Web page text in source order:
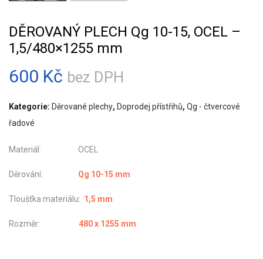
DĚROVANÝ PLECH Qg 10-15, OCEL –
1,5/480×1255 mm
600 Kč bez DPH
Kategorie: Děrované plechy, Doprodej přístřihů, Qg - čtvercové
řadové
Materiál: OCEL
Děrování: Qg 10-15 mm
Tloušťka materiálu: 1,5 mm
Rozměr: 480 x 1255 mm